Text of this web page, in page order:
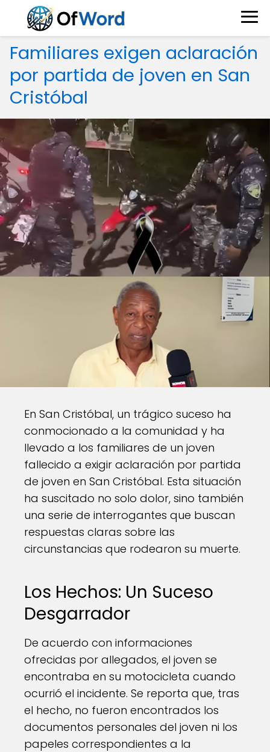
Familiares exigen aclaración
por partida de joven en San
Cristóbal
En San Cristóbal, un trágico suceso ha
conmocionado a la comunidad y ha
llevado a los familiares de un joven
fallecido a exigir aclaración por partida
de joven en San Cristóbal. Esta situación
ha suscitado no solo dolor, sino también
una serie de interrogantes que buscan
respuestas claras sobre las
circunstancias que rodearon su muerte.
Los Hechos: Un Suceso
Desgarrador
De acuerdo con informaciones
ofrecidas por allegados, el joven se
encontraba en su motocicleta cuando
ocurrió el incidente. Se reporta que, tras
el hecho, no fueron encontrados los
documentos personales del joven ni los
papeles correspondientes a la